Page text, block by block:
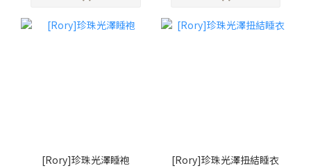
[Rory]珍珠光澤睡袍 [Rory]珍珠光澤扭結睡衣